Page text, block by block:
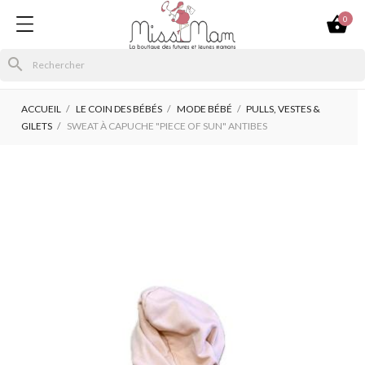

0
search
ACCUEIL LE COIN DES BÉBÉS MODE BÉBÉ
PULLS, VESTES &
GILETS
SWEAT À CAPUCHE "PIECE OF SUN" ANTIBES